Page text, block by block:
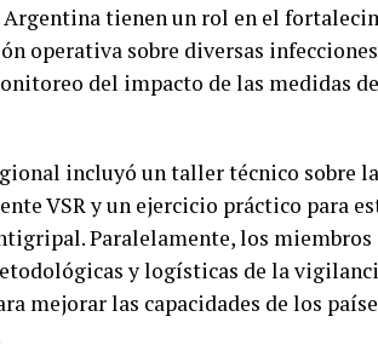
tienen un rol en el
operativa sobre diversas
del impacto de las medidas
incluyó un taller técnico sobre
VSR y un ejercicio práctico para
Paralelamente, los miembros
y logísticas de la
mejorar las capacidades de los